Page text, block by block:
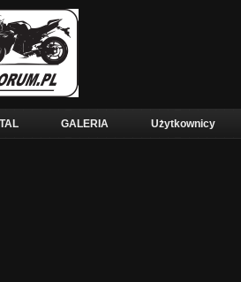
GALERIA Użytkownicy